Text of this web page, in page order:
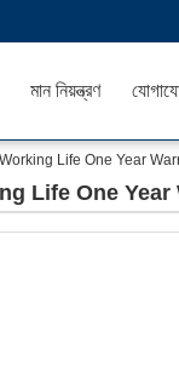
মান নিয়ন্ত্রণ
Life One Year
Life One Year